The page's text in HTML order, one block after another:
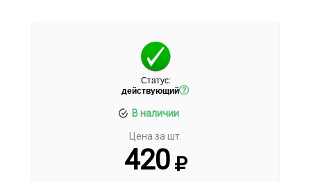
Статус:
действующий
В наличии
Цена за шт.
420